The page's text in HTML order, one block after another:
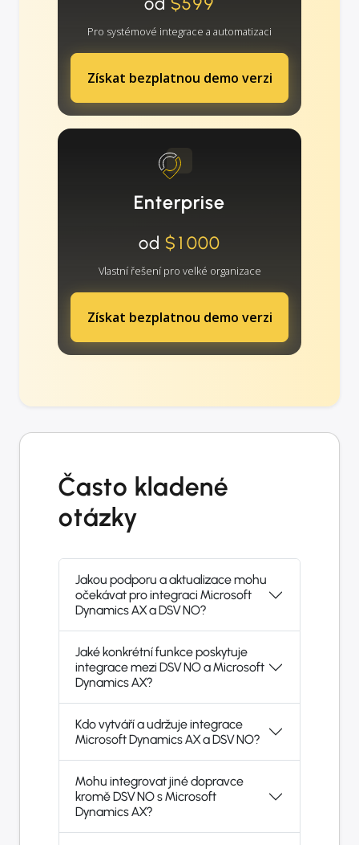
Pro systémové integrace a automatizaci
Získat bezplatnou demo verzi
Enterprise
od $1000
Vlastní řešení pro velké organizace
Získat bezplatnou demo verzi
Často kladené
otázky
Jakou podporu a aktualizace mohu
očekávat pro integraci Microsoft
Dynamics AX a DSV NO?
Jaké konkrétní funkce poskytuje
integrace mezi DSV NO a Microsoft
Dynamics AX?
Kdo vytváří a udržuje integrace
Microsoft Dynamics AX a DSV NO?
Mohu integrovat jiné dopravce
kromě DSV NO s Microsoft
Dynamics AX?